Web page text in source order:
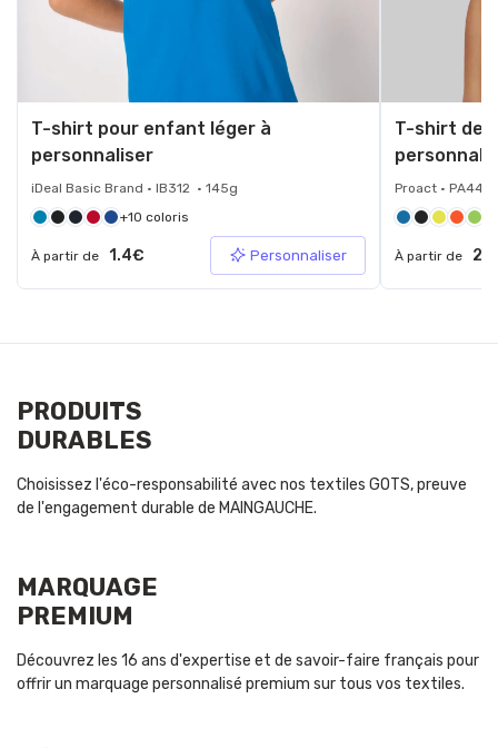
T-shirt pour enfant léger à
personnaliser
iDeal Basic Brand • IB312 • 145g
+10 coloris
À partir de 1.4€ Personnaliser
T-shirt de
Proact • PA445
À partir de
PRODUITS
DURABLES
Choisissez l'éco-responsabilité avec nos textiles GOTS, preuve
de l'engagement durable de MAINGAUCHE.
MARQUAGE
PREMIUM
Découvrez les 16 ans d'expertise et de savoir-faire français pour
offrir un marquage personnalisé premium sur tous vos textiles.